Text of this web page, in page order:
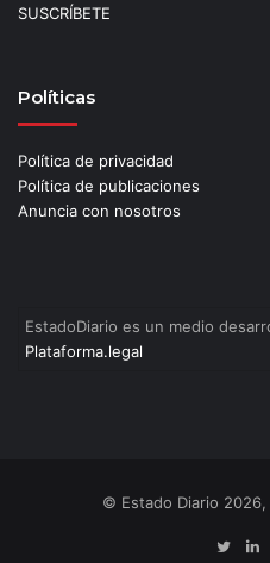
SUSCRÍBETE
Políticas
Política de privacidad
Política de publicaciones
Anuncia con nosotros
EstadoDiario es un medio
Plataforma.legal
© Estado Diario